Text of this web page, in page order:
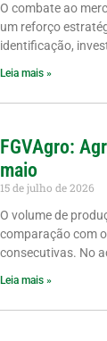
O combate ao
um reforço
identificação,
Leia mais »
FGVAgro:
maio
15 de julho de 2026
O volume de
comparação com
consecutivas. No
Leia mais »